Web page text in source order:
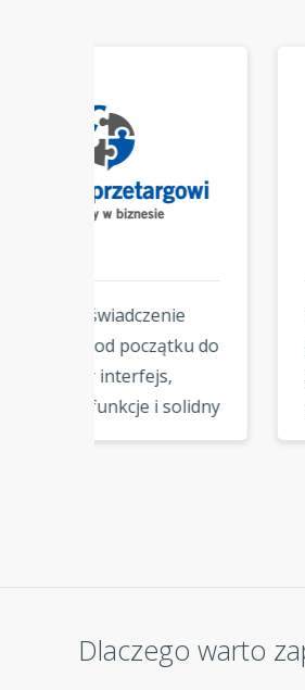
« Tworzenie logo
było tak proste.
pliki w ciągu kilku
zacząłem ich używać
razu. Tak wygodnie! »
Dlaczego warto